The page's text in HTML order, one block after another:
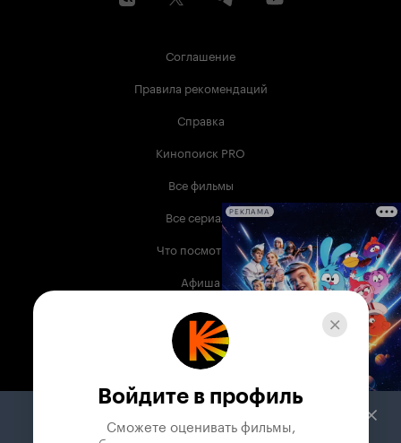
Соглашение
Правила рекомендаций
Справка
Кинопоиск PRO
Все фильмы
Все сериалы
Что посмотреть
Афиша
Музыка
Телепрограмма
Служба поддержки
РЕКЛАМА
Войдите в профиль
Сможете оценивать фильмы,